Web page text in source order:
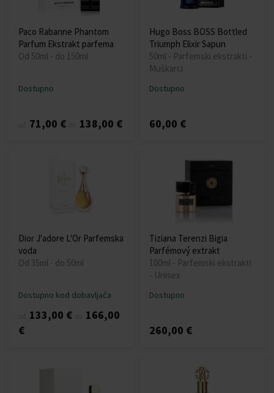
Paco Rabanne Phantom
Parfum Ekstrakt parfema
Od 50ml - do 150ml
Dostupno
71,00 € 138,00 €
Hugo Boss BOSS Bottled
Triumph Elixir Sapun
50ml - Parfemski ekstrakti -
Muškarci
Dostupno
60,00 €
Dior J'adore L'Or Parfemska
voda
Od 35ml - do 50ml
Dostupno kod dobavljača
133,00 €
166,00
€
Tiziana Terenzi Bigia
Parfémový extrakt
100ml - Parfemski ekstrakti
- Unisex
Dostupno
260,00 €